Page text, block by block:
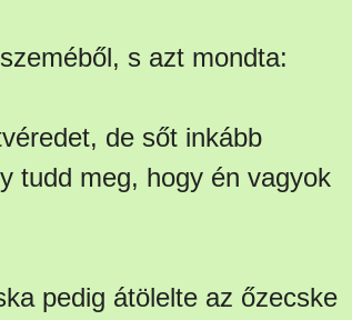
s azt mondta:
de sőt inkább
tudd meg, hogy én vagyok
pedig átölelte az őzecske